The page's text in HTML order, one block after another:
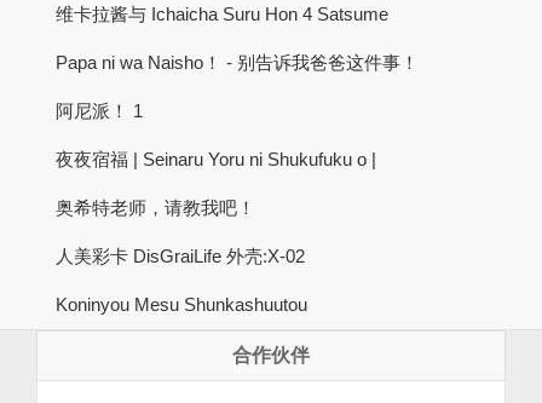
维卡拉酱与 Ichaicha Suru Hon 4 Satsume
Papa ni wa Naisho！ - 别告诉我爸爸这件事！
阿尼派！ 1
夜夜宿福 | Seinaru Yoru ni Shukufuku o |
奥希特老师，请教我吧！
人美彩卡 DisGraiLife 外壳:X-02
Koninyou Mesu Shunkashuutou
合作伙伴